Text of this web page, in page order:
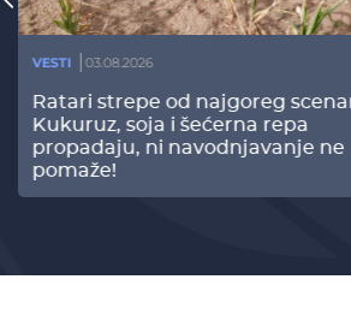
VESTI 03.08.2026
Ratari strepe od najgoreg
Kukuruz, soja i šećerna repa
propadaju, ni navodnjavanje ne
pomaže!